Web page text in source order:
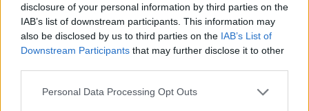
disclosure of your personal information by third parties on the
IAB’s list of downstream participants. This information may
also be disclosed by us to third parties on the IAB’s List of
Downstream Participants that may further disclose it to other
Please note that this website/app uses one or more Google
Personal Data Processing Opt Outs
Jön még kép!